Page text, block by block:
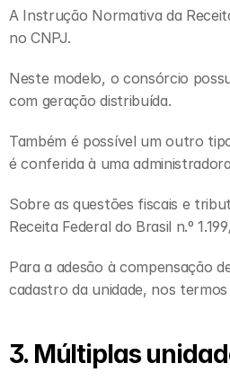
A Instrução Normativa da
no CNPJ.
Neste modelo, o consórcio
com geração distribuída.
Também é possível um outro
é conferida à uma
Sobre as questões fiscais e
Receita Federal do Brasil n.º
Para a adesão à compensação
cadastro da unidade, nos
3. Múltiplas